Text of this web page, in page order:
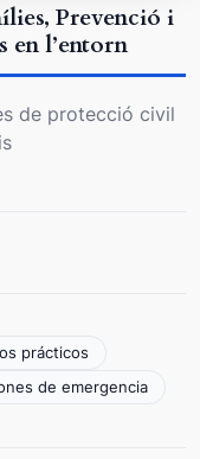
Prevenció i
en l’entorn
de protecció civil
prácticos
de emergencia